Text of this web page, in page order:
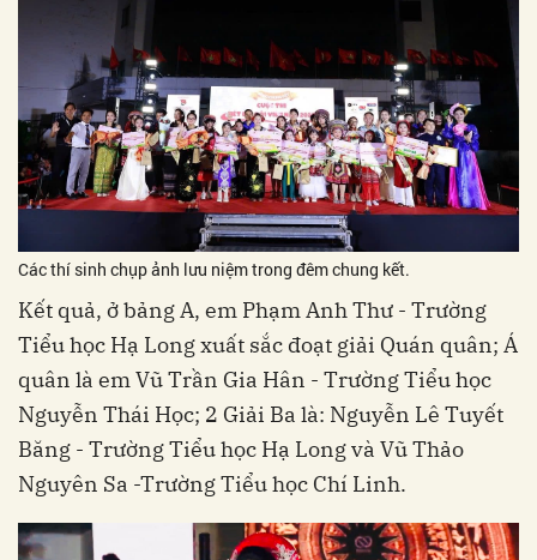
Các thí sinh chụp ảnh lưu niệm trong đêm chung kết.
Kết quả, ở bảng A, em Phạm Anh Thư - Trường
Tiểu học Hạ Long xuất sắc đoạt giải Quán quân; Á
quân là em Vũ Trần Gia Hân - Trường Tiểu học
Nguyễn Thái Học; 2 Giải Ba là: Nguyễn Lê Tuyết
Băng - Trường Tiểu học Hạ Long và Vũ Thảo
Nguyên Sa -Trường Tiểu học Chí Linh.